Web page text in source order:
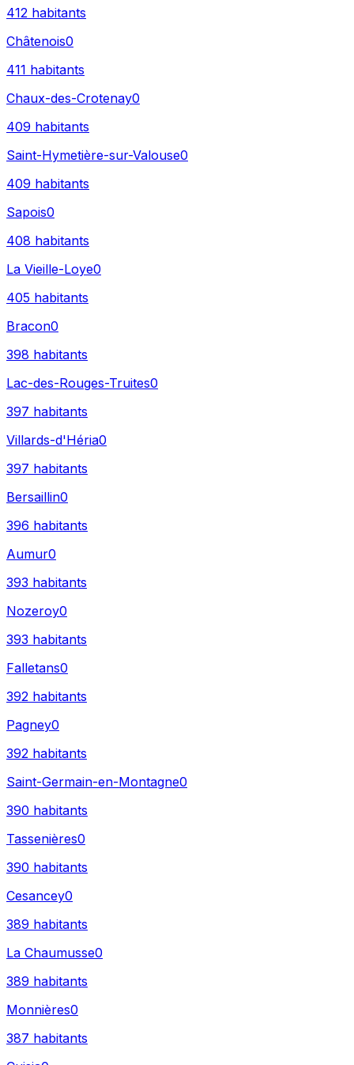
412 habitants
Châtenois0
411 habitants
Chaux-des-Crotenay0
409 habitants
Saint-Hymetière-sur-Valouse0
409 habitants
Sapois0
408 habitants
La Vieille-Loye0
405 habitants
Bracon0
398 habitants
Lac-des-Rouges-Truites0
397 habitants
Villards-d'Héria0
397 habitants
Bersaillin0
396 habitants
Aumur0
393 habitants
Nozeroy0
393 habitants
Falletans0
392 habitants
Pagney0
392 habitants
Saint-Germain-en-Montagne0
390 habitants
Tassenières0
390 habitants
Cesancey0
389 habitants
La Chaumusse0
389 habitants
Monnières0
387 habitants